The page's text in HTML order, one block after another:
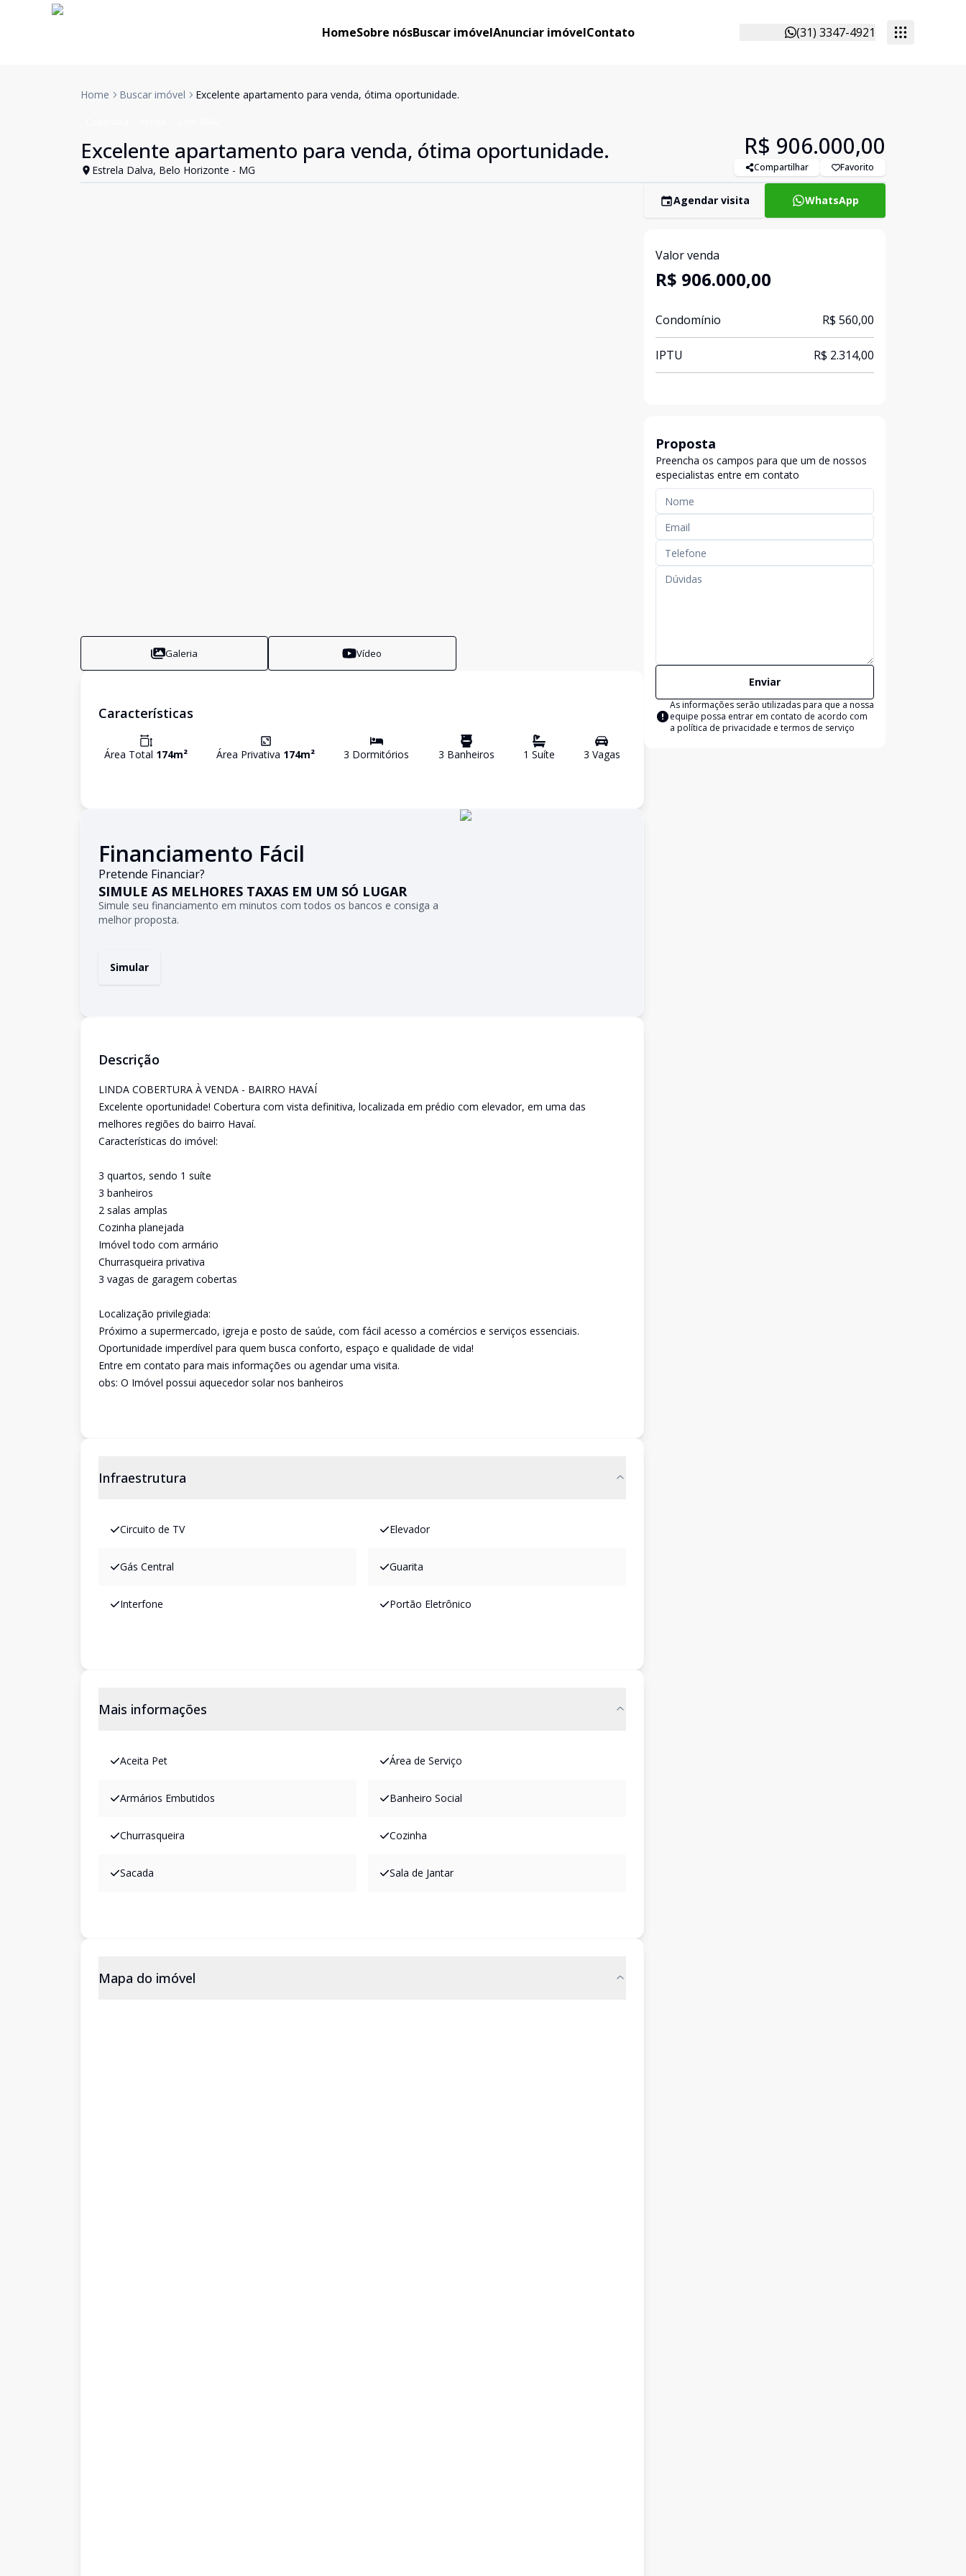
HomeSobre nósBuscar imóvelAnunciar imóvelContato (31) 3347-4921
Home Buscar imóvel Excelente apartamento para venda, ótima oportunidade.
Excelente apartamento para venda, ótima oportunidade.
Estrela Dalva, Belo Horizonte - MG
R$ 906.000,00
Compartilhar Favorito
Galeria Vídeo
Características
Área Total 174m² Área Privativa 174m² 3 Dormitórios 3 Banheiros 1 Suíte 3 Vagas
Financiamento Fácil
Pretende Financiar?
SIMULE AS MELHORES TAXAS EM UM SÓ LUGAR
Simule seu financiamento em minutos com todos os bancos e consiga a
melhor proposta.
Simular
Descrição
LINDA COBERTURA À VENDA - BAIRRO HAVAÍ
Excelente oportunidade! Cobertura com vista definitiva, localizada em prédio com elevador, em uma das
melhores regiões do bairro Havaí.
Características do imóvel:
3 quartos, sendo 1 suíte
3 banheiros
2 salas amplas
Cozinha planejada
Imóvel todo com armário
Churrasqueira privativa
3 vagas de garagem cobertas
Localização privilegiada:
Próximo a supermercado, igreja e posto de saúde, com fácil acesso a comércios e serviços essenciais.
Oportunidade imperdível para quem busca conforto, espaço e qualidade de vida!
Entre em contato para mais informações ou agendar uma visita.
obs: O Imóvel possui aquecedor solar nos banheiros
Infraestrutura
Circuito de TV Elevador
Gás Central Guarita
Interfone Portão Eletrônico
Mais informações
Aceita Pet Área de Serviço
Armários Embutidos Banheiro Social
Churrasqueira Cozinha
Sacada Sala de Jantar
Mapa do imóvel
Agendar visita WhatsApp
Valor venda
R$ 906.000,00
Condomínio R$ 560,00
IPTU R$ 2.314,00
Proposta
Preencha os campos para que um de nossos
especialistas entre em contato
Enviar
As informações serão utilizadas para que a nossa
equipe possa entrar em contato de acordo com
a política de privacidade e termos de serviço